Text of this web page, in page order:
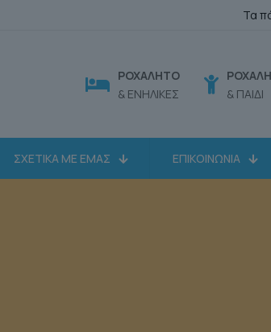
Τα
ΡΟΧΑΛΗΤΟ
& ΕΝΗΛΙΚΕΣ
& ΠΑΙΔΙ
ΣΧΕΤΙΚΑ ΜΕ ΕΜΑΣ ΕΠΙΚΟΙΝΩΝΙΑ